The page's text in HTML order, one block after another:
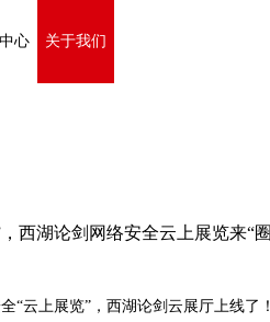
心 关于我们
西湖论剑网络安全云上展览来“圈
“云上展览”，西湖论剑云展厅上线了！